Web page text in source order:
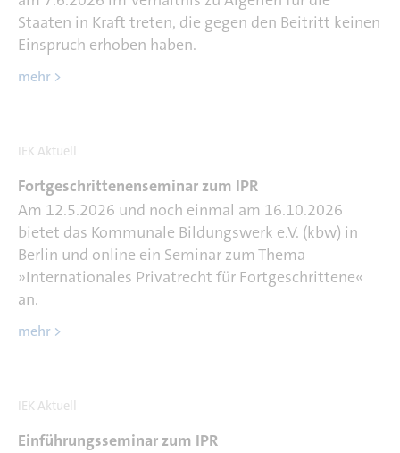
Staaten in Kraft treten, die gegen den Beitritt keinen
Einspruch erhoben haben.
mehr >
IEK Aktuell
Fortgeschrittenenseminar zum IPR
Am 12.5.2026 und noch einmal am 16.10.2026
bietet das Kommunale Bildungswerk e.V. (kbw) in
Berlin und online ein Seminar zum Thema
»Internationales Privatrecht für Fortgeschrittene«
an.
mehr >
IEK Aktuell
Einführungsseminar zum IPR